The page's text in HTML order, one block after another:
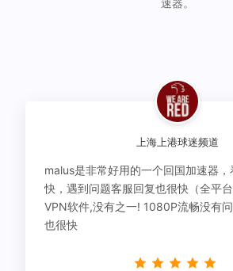
上海上港球迷频道
malus是非常好用的一个回国加速器，
快，遇到问题客服回复也很快（全平
VPN软件,没有之一! 1080P流畅没有
也很快